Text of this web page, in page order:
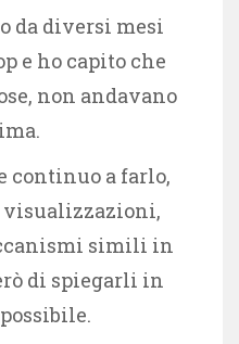
da diversi mesi
e ho capito che
non andavano
continuo a farlo,
visualizzazioni,
simili in
di spiegarli in